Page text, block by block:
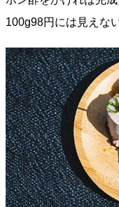
100g98円には見えな